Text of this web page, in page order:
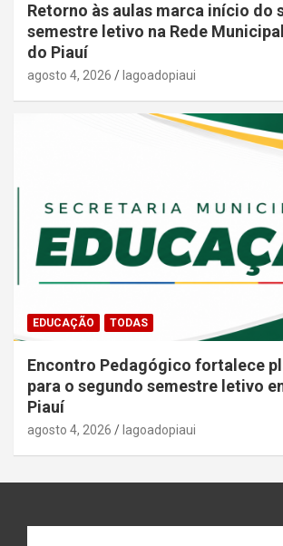
Retorno às aulas marca início do
semestre letivo na Rede
do Piauí
agosto 4, 2026 lagoadopiaui
EDUCAÇÃO TODAS
Encontro Pedagógico fortalece
para o segundo semestre letivo
Piauí
agosto 4, 2026 lagoadopiaui